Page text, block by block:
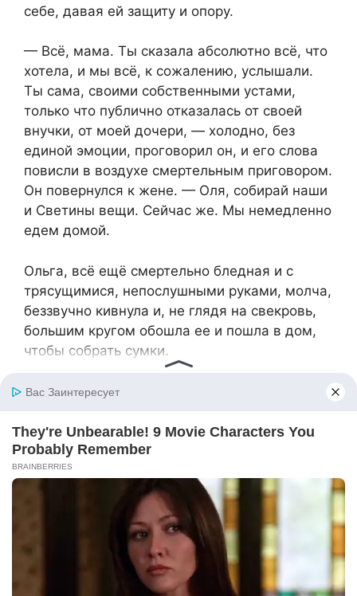
себе, давая ей защиту и опору.
— Всё, мама. Ты сказала абсолютно всё, что
хотела, и мы всё, к сожалению, услышали.
Ты сама, своими собственными устами,
только что публично отказалась от своей
внучки, от моей дочери, — холодно, без
единой эмоции, проговорил он, и его слова
повисли в воздухе смертельным приговором.
Он повернулся к жене. — Оля, собирай наши
и Светины вещи. Сейчас же. Мы немедленно
едем домой.
Ольга, всё ещё смертельно бледная и с
трясущимися, непослушными руками, молча,
беззвучно кивнула и, не глядя на свекровь,
большим кругом обошла ее и пошла в дом,
чтобы собрать сумки.
Анна Петровна застыла на месте, она
сына, державшего на руках плачущую,
всхлипывающую девочку, и на удаляющуюся
в дом Ольгу. Она видела, как рушится весь
ее мир, который она так старательно
— Артем… — попыталась снова крикнуть
мать, но из ее пересохшего, сжатого горла
вырвался лишь хриплый, бессильный шёпот,